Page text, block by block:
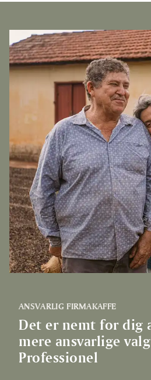
ANSVARLIG FIRMAKAFFE
Det er nemt for dig
mere ansvarlige
Professionel